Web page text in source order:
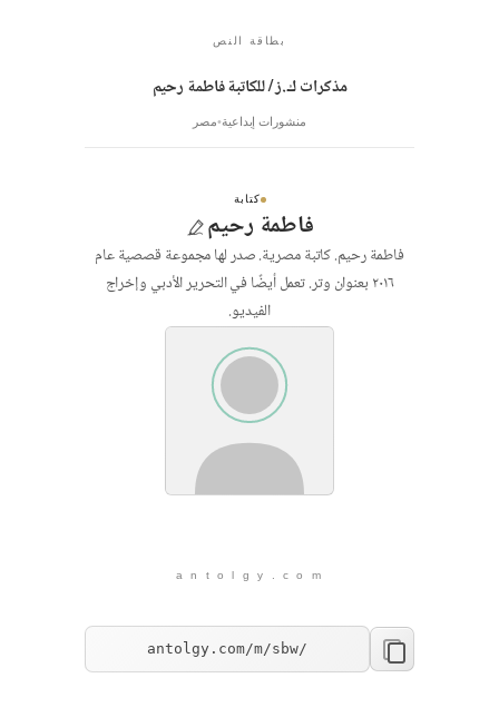
بطاقة النص
مذكرات ك.ز / للكاتبة فاطمة رحيم
منشورات إبداعية مصر
كتابة
فاطمة رحيم
فاطمة رحيم. كاتبة مصرية. صدر لها مجموعة قصصية عام
٢٠١٦ بعنوان وتر. تعمل أيضًا في التحرير الأدبي وإخراج
الفيديو.
a n t o l g y . c o m